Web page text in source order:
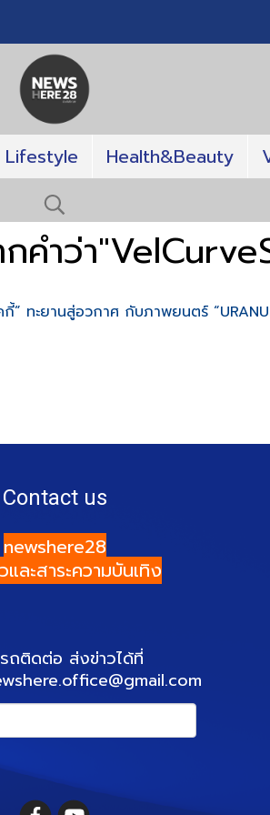
Lifestyle Health&Beauty
คำว่า
” ทะยานสู่อวกาศ กับภาพยนตร์
Contact us
newshere28
และสาระความบันเทิง
ถติดต่อ ส่งข่าวได้ที่